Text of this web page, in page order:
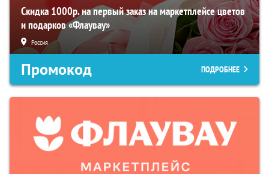
Скидка 1000р. на первый заказ на маркетплейсе цветов
и подарков «Флаувау»
Россия
Промокод ПОДРОБНЕЕ